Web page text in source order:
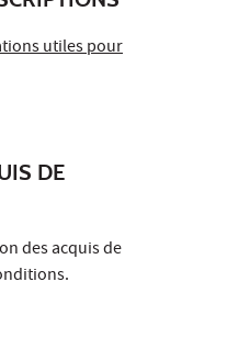
utiles pour
DE
des acquis de